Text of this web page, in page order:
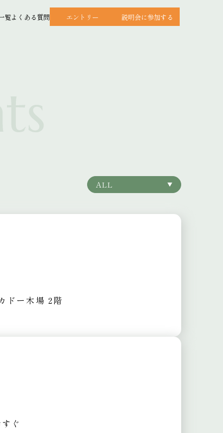
覧よくある質問 エントリー 説明会に参加する
ALL
ドー木場 2階
ぐ